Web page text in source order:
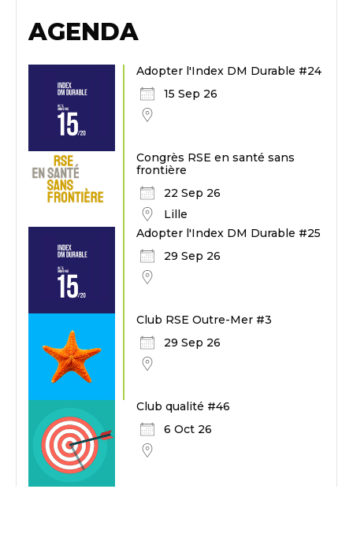
AGENDA
Adopter l'Index DM Durable #24
15 Sep 26
Congrès RSE en santé sans
frontière
22 Sep 26
Lille
Adopter l'Index DM Durable #25
29 Sep 26
Club RSE Outre-Mer #3
29 Sep 26
Club qualité #46
6 Oct 26